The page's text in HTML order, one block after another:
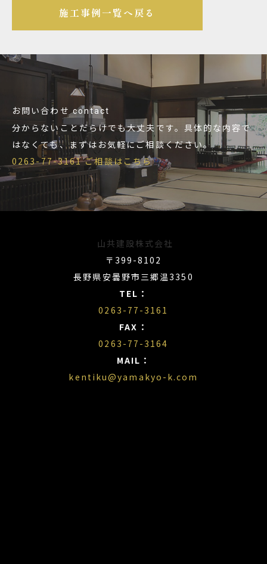
施工事例一覧へ戻る
お問い合わせ contact
分からないことだらけでも大丈夫です。具体的な内容で
はなくても、まずはお気軽にご相談ください。
0263-77-3161 ご相談はこちら
山共建設株式会社
〒399-8102
長野県安曇野市三郷温3350
TEL：
0263-77-3161
FAX：
0263-77-3164
MAIL：
kentiku@yamakyo-k.com